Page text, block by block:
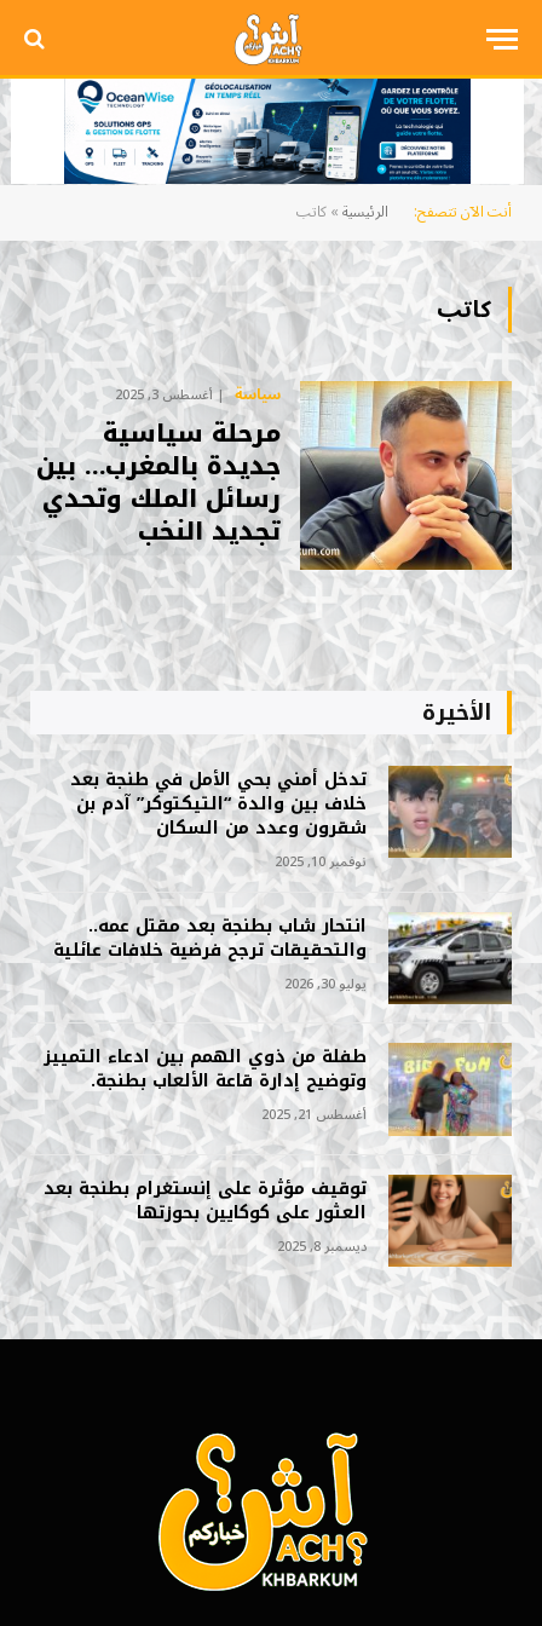
أنت الآن تتصفح: الرئيسية»كاتب
كاتب
سياسة أغسطس 3, 2025
مرحلة سياسية
جديدة بالمغرب… بين
رسائل الملك وتحدي
تجديد النخب
الأخيرة
تدخل أمني بحي الأمل في طنجة بعد
خلاف بين والدة “التيكتوكر” آدم بن
شقرون وعدد من السكان
نوفمبر 10, 2025
انتحار شاب بطنجة بعد مقتل عمه..
والتحقيقات ترجح فرضية خلافات عائلية
يوليو 30, 2026
طفلة من ذوي الهمم بين ادعاء التمييز
وتوضيح إدارة قاعة الألعاب بطنجة.
أغسطس 21, 2025
توقيف مؤثرة على إنستغرام بطنجة بعد
العثور على كوكايين بحوزتها
ديسمبر 8, 2025